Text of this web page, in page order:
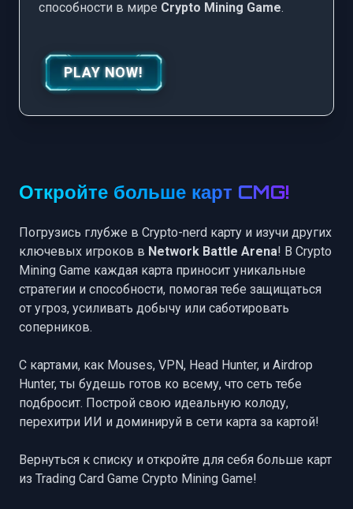
способности в мире Crypto Mining Game.
PLAY NOW!
Откройте больше карт CMG!
Погрузись глубже в Crypto-nerd карту и изучи других
ключевых игроков в Network Battle Arena! В Crypto
Mining Game каждая карта приносит уникальные
стратегии и способности, помогая тебе защищаться
от угроз, усиливать добычу или саботировать
соперников.
С картами, как Mouses, VPN, Head Hunter, и Airdrop
Hunter, ты будешь готов ко всему, что сеть тебе
подбросит. Построй свою идеальную колоду,
перехитри ИИ и доминируй в сети карта за картой!
Вернуться к списку и откройте для себя больше карт
из Trading Card Game Crypto Mining Game!